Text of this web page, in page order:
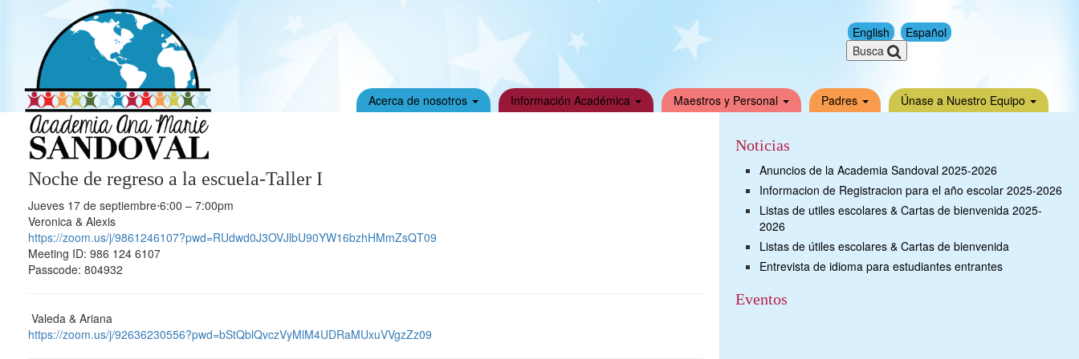
English
Español
Busca
Acerca de nosotros Información Académica Maestros y Personal Padres Únase a Nuestro Equipo
Noche de regreso a la escuela-Taller I
Jueves 17 de septiembre⋅6:00 – 7:00pm
Veronica & Alexis
https://zoom.us/j/9861246107?pwd=RUdwd0J3OVJlbU90YW16bzhHMmZsQT09
Meeting ID: 986 124 6107
Passcode: 804932
Valeda & Ariana
https://zoom.us/j/92636230556?pwd=bStQblQvczVyMlM4UDRaMUxuVVgzZz09
Noticias
Anuncios de la Academia Sandoval 2025-2026
Informacion de Registracion para el año escolar 2025-2026
Listas de utiles escolares & Cartas de bienvenida 2025-
2026
Listas de útiles escolares & Cartas de bienvenida
Entrevista de idioma para estudiantes entrantes
Eventos